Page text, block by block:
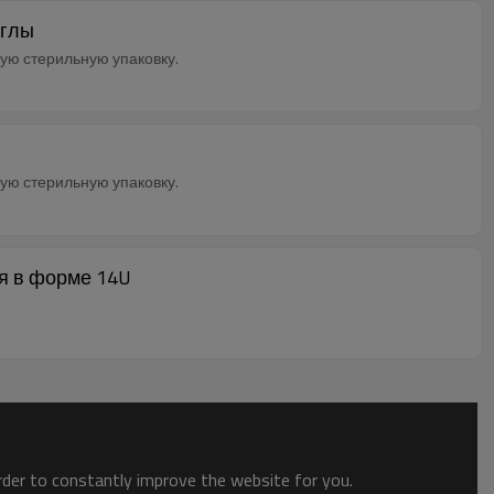
стерильную упаковку.
стерильную упаковку.
в форме 14U
to constantly improve the website for you.